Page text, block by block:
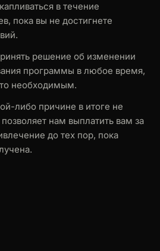
в течение
пока вы не достигнете
решение об изменении
программы в любое время,
необходимым.
либо причине в итоге не
нам выплатить вам за
до тех пор, пока